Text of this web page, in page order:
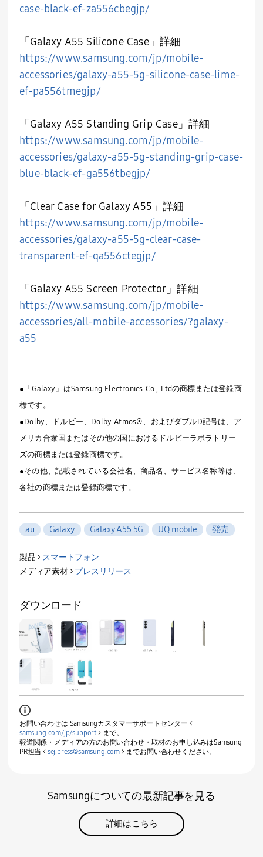
case-black-ef-za556cbegjp/
「Galaxy A55 Silicone Case」 詳細
https://www.samsung.com/jp/mobile-
accessories/galaxy-a55-5g-silicone-case-lime-
ef-pa556tmegjp/
「Galaxy A55 Standing Grip Case」 詳細
https://www.samsung.com/jp/mobile-
accessories/galaxy-a55-5g-standing-grip-case-
blue-black-ef-ga556tbegjp/
「Clear Case for Galaxy A55」詳細
https://www.samsung.com/jp/mobile-
accessories/galaxy-a55-5g-clear-case-
transparent-ef-qa556ctegjp/
「 Galaxy A55 Screen Protector 」詳細
https://www.samsung.com/jp/mobile-
accessories/all-mobile-accessories/?galaxy-
a55
●「Galaxy」はSamsung Electronics Co., Ltdの商標または登録商
標です。
●Dolby、ドルビー、Dolby Atmos®、およびダブルD記号は、ア
メリカ合衆国またはその他の国におけるドルビーラボラトリー
ズの商標または登録商標です。
●その他、記載されている会社名、商品名、サービス名称等は、
各社の商標または登録商標です。
au Galaxy Galaxy A55 5G UQ mobile 発売
製品 > スマートフォン
メディア素材 > プレスリリース
ダウンロード
お問い合わせは Samsungカスタマーサポートセンター <
samsung.com/jp/support > まで。
報道関係・メディアの方のお問い合わせ・取材のお申し込みはSamsung
PR担当 < sej.press@samsung.com> までお問い合わせください。
Samsungについての最新記事を見る
詳細はこちら